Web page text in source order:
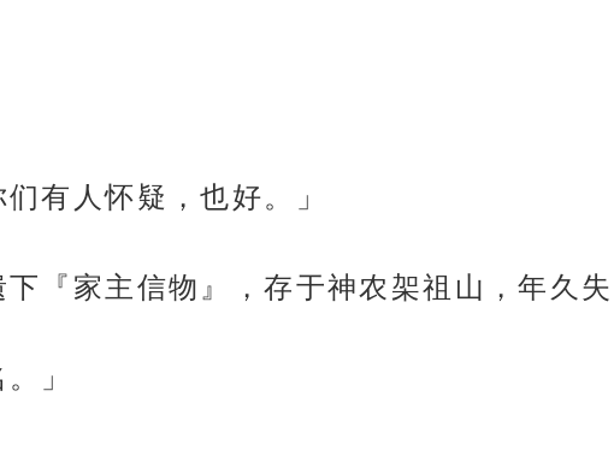
有人怀疑，也好。」
下『家主信物』，存于神农架祖山，年久
」